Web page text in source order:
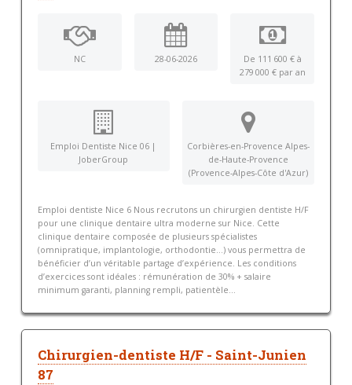
NC 28-06-2026
De 111 600 € à
279 000 € par an
Emploi Dentiste Nice 06 |
JoberGroup
Corbières-en-Provence Alpes-
de-Haute-Provence
(Provence-Alpes-Côte d'Azur)
Emploi dentiste Nice 6 Nous recrutons un chirurgien dentiste H/F
pour une clinique dentaire ultra moderne sur Nice. Cette
clinique dentaire composée de plusieurs spécialistes
(omnipratique, implantologie, orthodontie…) vous permettra de
bénéficier d’un véritable partage d’expérience. Les conditions
d’exercices sont idéales : rémunération de 30% + salaire
minimum garanti, planning rempli, patientèle...
Chirurgien-dentiste H/F - Saint-Junien
87